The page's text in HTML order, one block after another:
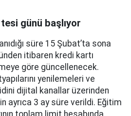
günü başlıyor
süre 15 Şubat’ta sona
itibaren kredi kartı
göre güncellenecek.
yenilemeleri ve
dijital kanallar üzerinden
ayrıca 3 ay süre verildi. Eğitim
toplam limit hesabında